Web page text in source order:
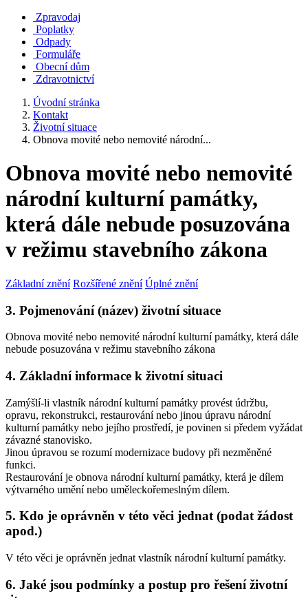
Zpravodaj
Poplatky
Odpady
Formuláře
Obecní dům
Zdravotnictví
Úvodní stránka
Kontakt
Životní situace
Obnova movité nebo nemovité národní...
Obnova movité nebo nemovité
národní kulturní památky,
která dále nebude posuzována
v režimu stavebního zákona
Základní znění Rozšířené znění Úplné znění
3. Pojmenování (název) životní situace
Obnova movité nebo nemovité národní kulturní památky, která dále
nebude posuzována v režimu stavebního zákona
4. Základní informace k životní situaci
Zamýšlí-li vlastník národní kulturní památky provést údržbu,
opravu, rekonstrukci, restaurování nebo jinou úpravu národní
kulturní památky nebo jejího prostředí, je povinen si předem vyžádat
závazné stanovisko.
Jinou úpravou se rozumí modernizace budovy při nezměněné
funkci.
Restaurování je obnova národní kulturní památky, která je dílem
výtvarného umění nebo uměleckořemeslným dílem.
5. Kdo je oprávněn v této věci jednat (podat žádost
apod.)
V této věci je oprávněn jednat vlastník národní kulturní památky.
6. Jaké jsou podmínky a postup pro řešení životní